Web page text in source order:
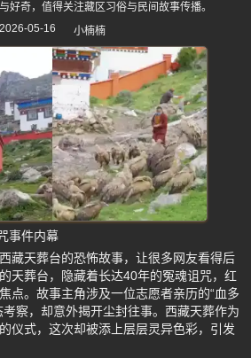
好奇，值得关注藏区习俗与民间故事传播。
2026-05-16
小楠楠
事件内幕
藏天葬台的恐怖故事，让很多网友看得后
天葬台，隐藏着长达40年的冤魂诅咒，红
点。故事主角涉及一位志愿者亲历的“血多
察，却意外揭开尘封往事。西藏天葬作为
仪式，这次却被添上层层灵异色彩，引发